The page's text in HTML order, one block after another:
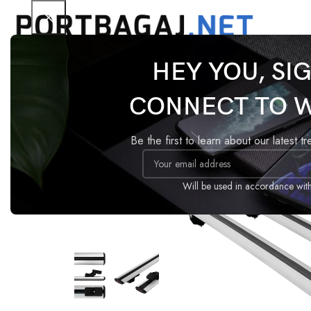
HEY YOU,
CONNECT TO
Be the first to learn about our latest
Will be used in accordance
Tavan Barı Basic Mercedes Citan
-18%